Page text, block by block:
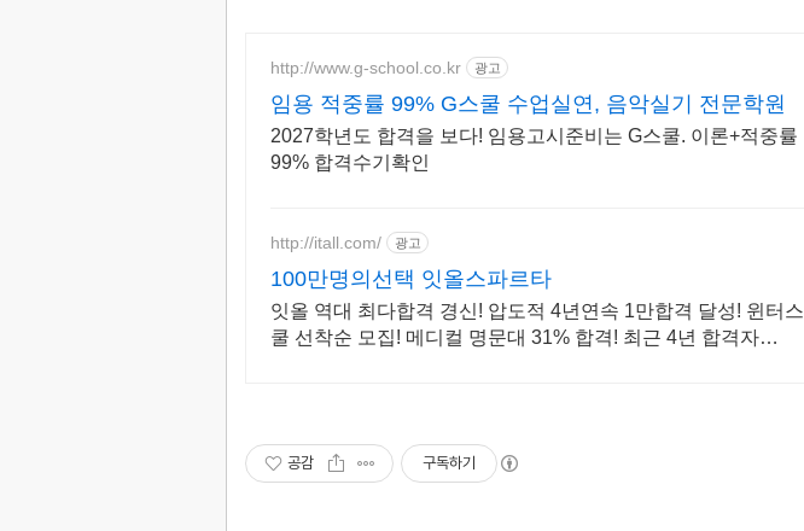
http://www.g-school.co.kr 광고
임용 적중률 99% G스쿨 수업실연, 음악실기 전문학원
2027학년도 합격을 보다! 임용고시준비는 G스쿨. 이론+적중률
99% 합격수기확인
http://itall.com/ 광고
100만명의선택 잇올스파르타
잇올 역대 최다합격 경신! 압도적 4년연속 1만합격 달성! 윈터스
쿨 선착순 모집! 메디컬 명문대 31% 합격! 최근 4년 합격자
공감 구독하기